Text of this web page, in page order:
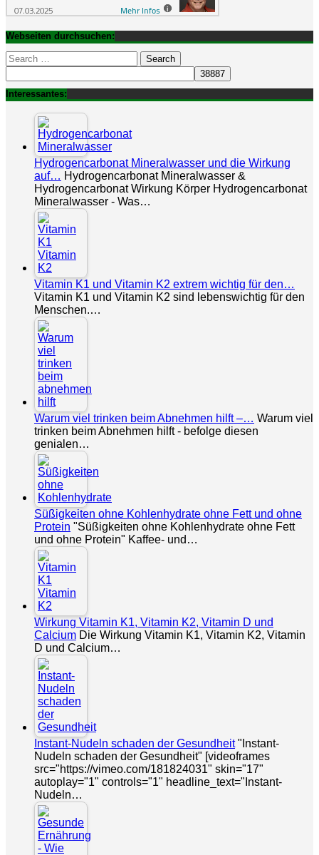
Webseiten durchsuchen:
Search
for:
Interessantes:
Hydrogencarbonat Mineralwasser und die Wirkung
auf… Hydrogencarbonat Mineralwasser &
Hydrogencarbonat Wirkung Körper Hydrogencarbonat
Mineralwasser - Was…
Vitamin K1 und Vitamin K2 extrem wichtig für den…
Vitamin K1 und Vitamin K2 sind lebenswichtig für den
Menschen.…
Warum viel trinken beim Abnehmen hilft –… Warum viel
trinken beim Abnehmen hilft - befolge diesen
genialen…
Süßigkeiten ohne Kohlenhydrate ohne Fett und ohne
Protein "Süßigkeiten ohne Kohlenhydrate ohne Fett
und ohne Protein" Kaffee- und…
Wirkung Vitamin K1, Vitamin K2, Vitamin D und
Calcium Die Wirkung Vitamin K1, Vitamin K2, Vitamin
D und Calcium…
Instant-Nudeln schaden der Gesundheit"Instant-
Nudeln schaden der Gesundheit" [videoframes
src="https://vimeo.com/181824031" skin="17"
autoplay="1" controls="1" headline_text="Instant-
Nudeln…